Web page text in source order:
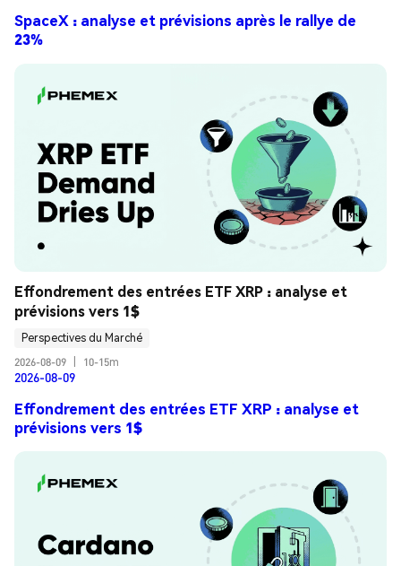
SpaceX : analyse et prévisions après le rallye de
23%
Effondrement des entrées ETF XRP : analyse et
prévisions vers 1$
Perspectives du Marché
2026-08-09
10-15m
2026-08-09
Effondrement des entrées ETF XRP : analyse et
prévisions vers 1$